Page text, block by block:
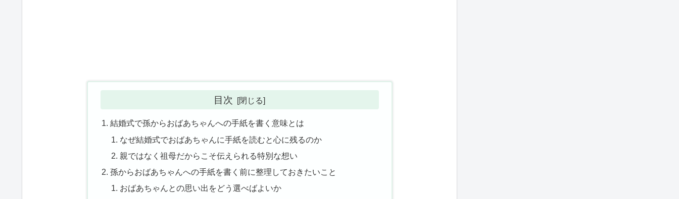
目次
結婚式で孫からおばあちゃんへの手紙を書く意味とは
なぜ結婚式でおばあちゃんに手紙を読むと心に残るのか
親ではなく祖母だからこそ伝えられる特別な想い
孫からおばあちゃんへの手紙を書く前に整理しておきたいこと
おばあちゃんとの思い出をどう選べばよいか